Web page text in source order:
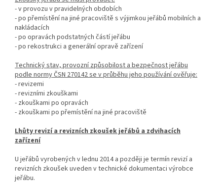
- v provozu v pravidelných obdobích
- po přemístění na jiné pracoviště s výjimkou jeřábů mobilních a
nakládacích
- po opravách podstatných částí jeřábu
- po rekostrukci a generální opravě zařízení
Technický stav, provozní způsobilost a bezpečnost jeřábu
podle normy ČSN 270142 se v průběhu jeho používání ověřuje:
- revizemi
- revizními zkouškami
- zkouškami po opravách
- zkouškami po přemístění na jiné pracoviště
Lhůty revizí a revizních zkoušek jeřábů a zdvihacích
zařízení
U jeřábů vyrobených v lednu 2014 a později je termín revizí a
revizních zkoušek uveden v technické dokumentaci výrobce
jeřábu.